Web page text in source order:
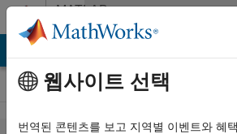
콘텐츠로 바로 가기
MATLAB
Answers
웹사이트 선택
번역된 콘텐츠를 보고 지역별 이벤트와 혜